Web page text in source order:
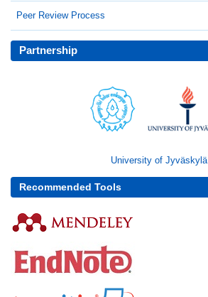
Peer Review Process
Partnership
University of Jyväskylä
Recommended Tools